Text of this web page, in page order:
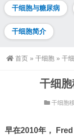
干细胞与糖尿病
干细胞简介
首页 » 干细胞 » 干
干细
干细胞
早在2010年，